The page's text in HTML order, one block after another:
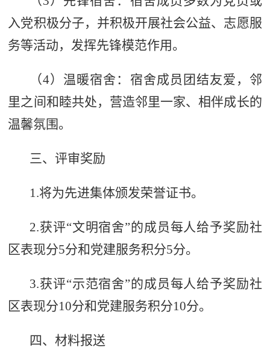
入党积极分子， 并积极开展社会公益、志愿服
务等活动，发挥先锋模范作用。
（4） 温暖宿舍：宿舍成员团结友爱 ， 邻
里之间和睦共处，营造邻里一家、相伴成长的
温馨氛围。
三、评审奖励
1.将为先进集体颁发荣誉证书。
2.获评“文明宿舍”的成员 每人给予奖励社
区表现分5分和党建服务积分5分。
3.获评“示范宿舍”的成员每人给予奖励社
区表现分10分和党建服务积分10分。
四、材料报送